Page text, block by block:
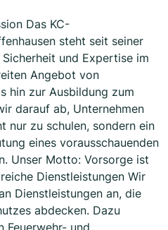
Das KC-
steht seit seiner
und Expertise im
Angebot von
hin zur Ausbildung zum
darauf ab, Unternehmen
nur zu schulen, sondern ein
eines vorausschauenden
Unser Motto: Vorsorge ist
Dienstleistungen Wir
Dienstleistungen an, die
abdecken. Dazu